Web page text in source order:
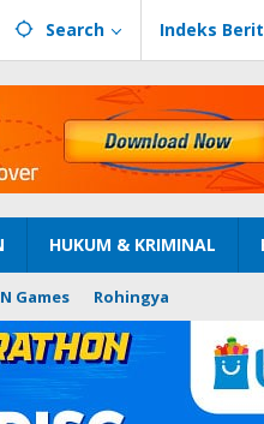
Search Indeks
HUKUM & KRIMINAL
Games Rohingya